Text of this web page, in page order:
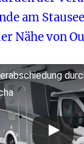
am
Nähe von